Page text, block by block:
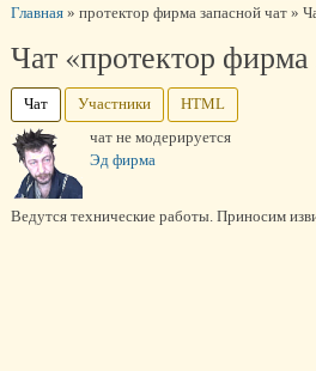
Главная» протектор фирма запасной чат»
Чат «протектор фирма
Чат Участники
HTML
чат не модерируется
Эд фирма